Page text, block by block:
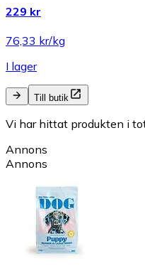
229 kr
76,33 kr/kg
I lager
Till butik
Vi har hittat produkten i
Annons
Annons